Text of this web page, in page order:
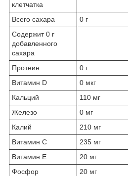
клетчатка
Всего сахара
0 г
Содержит 0 г
добавленного
сахара
Протеин
0 г
Витамин D
0 мкг
Кальций
110 мг
Железо
0 мг
Калий
210 мг
Витамин C
235 мг
Витамин E
20 мг
Фосфор
20 мг